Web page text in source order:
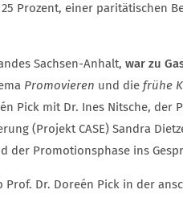
Prozent, einer paritätischen
Sachsen-Anhalt, war zu
Promovieren und die frühe
Pick mit Dr. Ines Nitsche, der
(Projekt CASE) Sandra
der Promotionsphase ins
Dr. Doreén Pick in der